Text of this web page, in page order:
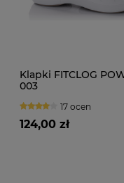
Klapki FITCLOG
003
17 ocen
124,00 zł